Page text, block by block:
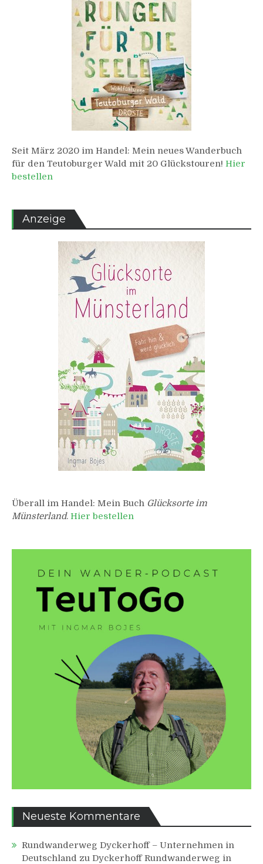
Seit März 2020 im Handel: Mein neues Wanderbuch
für den Teutoburger Wald mit 20 Glückstouren! Hier
bestellen
Anzeige
Überall im Handel: Mein Buch Glücksorte im
Münsterland. Hier bestellen
Neueste Kommentare
Rundwanderweg Dyckerhoff – Unternehmen in
Deutschland zu Dyckerhoff Rundwanderweg in